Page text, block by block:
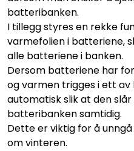
batteribanken.
I tillegg styres en rekke
varmefolien i batteriene,
alle batteriene i banken.
Dersom batteriene har
og varmen trigges i ett
automatisk slik at den
batteribanken samtidig.
Dette er viktig for å
om vinteren.